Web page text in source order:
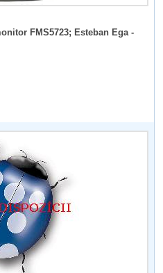
FMS5723; Esteban Ega -